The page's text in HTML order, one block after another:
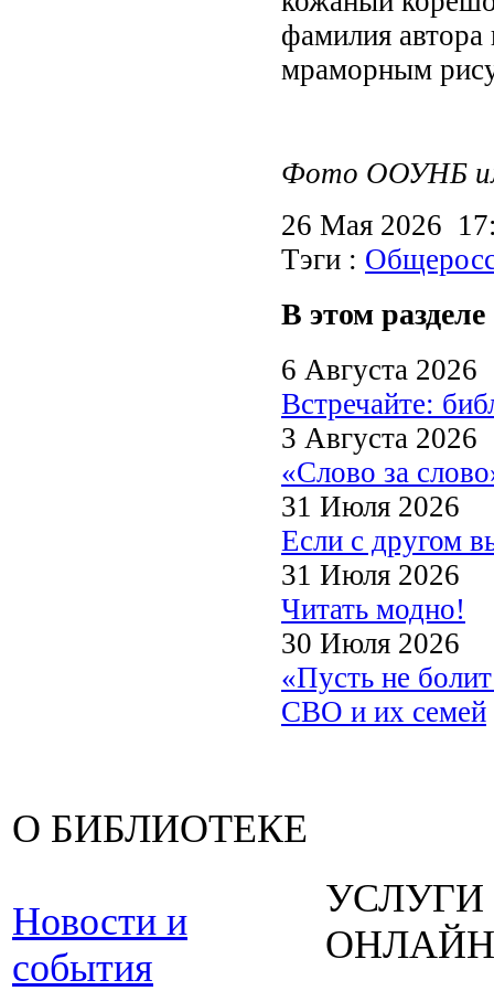
фамилия
мраморным
Фото ООУНБ
26 Мая 2026
Тэги :
В этом разделе
6 Августа 2026
Встречайте:
3 Августа 2026
«Слово за
31 Июля 2026
Если с другом
31 Июля 2026
Читать модно!
30 Июля 2026
«Пусть не
СВО и их семей
О БИБЛИОТЕКЕ
Новости и
события
УСЛУГИ
ОНЛАЙН